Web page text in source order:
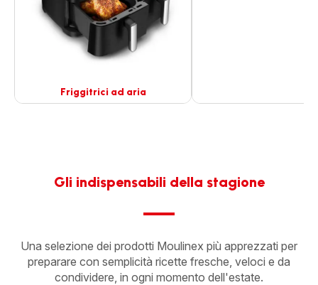
Friggitrici ad aria
Visualizza
Visualizza
Gli indispensabili della stagione
Una selezione dei prodotti Moulinex più apprezzati per
preparare con semplicità ricette fresche, veloci e da
condividere, in ogni momento dell'estate.